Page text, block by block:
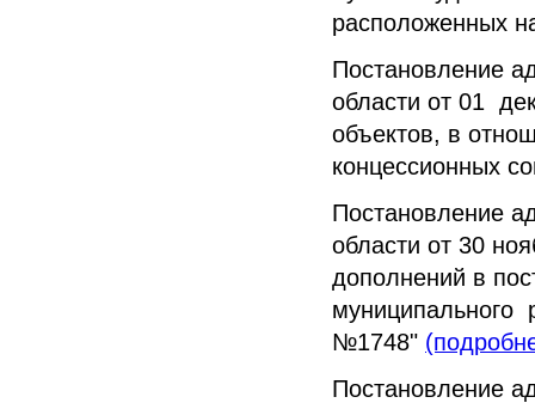
расположенных
Постановление
области от 01
объектов, в
концессионных
Постановление
области от 30
дополнений в
муниципального
№1748"
Постановление